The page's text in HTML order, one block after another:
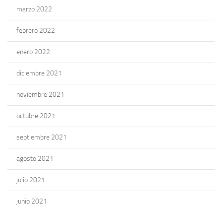
marzo 2022
febrero 2022
enero 2022
diciembre 2021
noviembre 2021
octubre 2021
septiembre 2021
agosto 2021
julio 2021
junio 2021